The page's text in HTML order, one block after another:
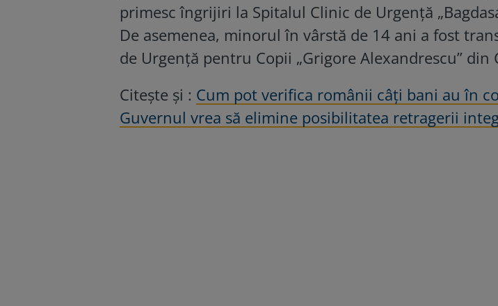
primesc îngrijiri la Spitalul Clinic de Urgență
De asemenea, minorul în vârstă de 14 ani a fost
de Urgență pentru Copii „Grigore Alexandrescu” din
Citește și : Cum pot verifica românii câţi bani au în
Guvernul vrea să elimine posibilitatea retragerii